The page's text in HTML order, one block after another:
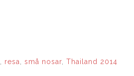
resa ,små nosar ,Thailand 2014